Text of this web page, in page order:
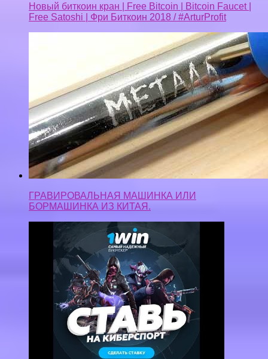
Новый биткоин кран | Free Bitcoin | Bitcoin Faucet |
Free Satoshi | Фри Биткоин 2018 / #ArturProfit
ГРАВИРОВАЛЬНАЯ МАШИНКА ИЛИ
БОРМАШИНКА ИЗ КИТАЯ.